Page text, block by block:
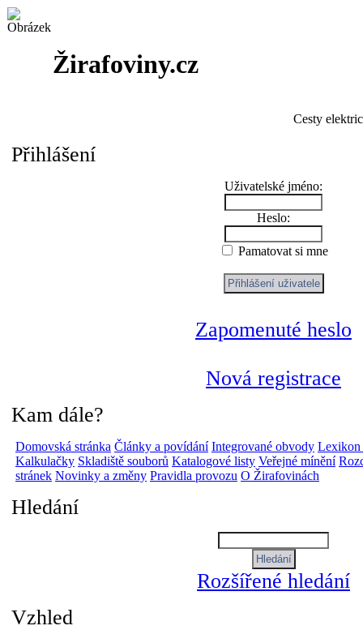
Žirafoviny.cz
Cesty
Přihlášení
Uživatelské jméno:
Heslo:
Pamatovat si mne
Zapomenuté heslo
Nová registrace
Kam dále?
Domovská stránka Články a povídání Integrované obvody Lexikon
Kalkulačky Skladiště souborů Katalogové listy Veřejné mínění
stránek Novinky a změny Pravidla provozu O Žirafovinách
Hledání
Rozšířené hledání
Vzhled